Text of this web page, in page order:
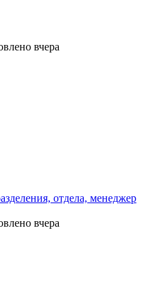
вчера
отдела, менеджер
вчера